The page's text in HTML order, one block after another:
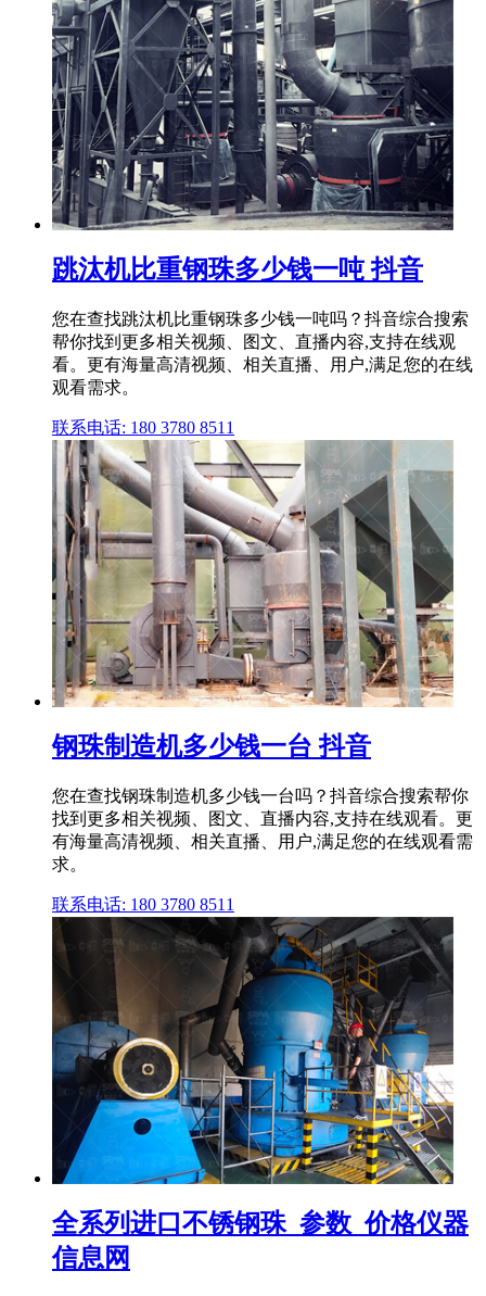
跳汰机比重钢珠多少钱一吨 抖音
您在查找跳汰机比重钢珠多少钱一吨吗？抖音综合搜索
帮你找到更多相关视频、图文、直播内容,支持在线观
看。更有海量高清视频、相关直播、用户,满足您的在线
观看需求。
联系电话: 180 3780 8511
钢珠制造机多少钱一台 抖音
您在查找钢珠制造机多少钱一台吗？抖音综合搜索帮你
找到更多相关视频、图文、直播内容,支持在线观看。更
有海量高清视频、相关直播、用户,满足您的在线观看需
求。
联系电话: 180 3780 8511
全系列进口不锈钢珠_参数_价格仪器
信息网